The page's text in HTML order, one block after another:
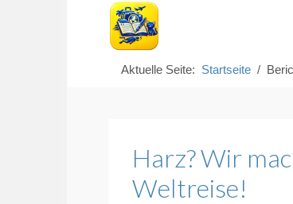
Aktuelle Seite: Startseite
Harz? Wir
Weltreise!